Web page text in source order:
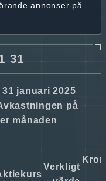
annonser på
31
januari 2025
på
månaden
Verkligt